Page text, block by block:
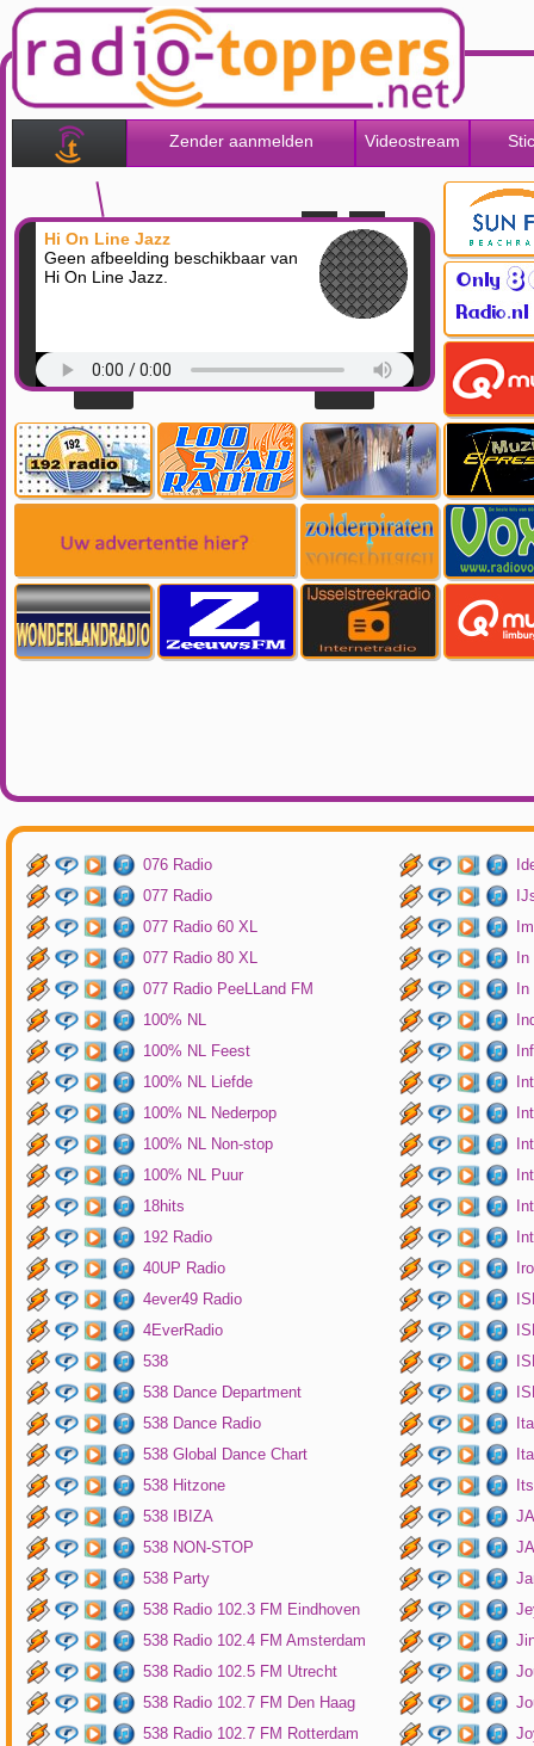
Zender aanmelden Videostream
Hi On Line Jazz
Geen afbeelding beschikbaar van
Hi On Line Jazz.
076 Radio
077 Radio
077 Radio 60 XL
077 Radio 80 XL
077 Radio PeeLLand FM
100% NL
100% NL Feest
100% NL Liefde
100% NL Nederpop
100% NL Non-stop
100% NL Puur
18hits
192 Radio
40UP Radio
4ever49 Radio
4EverRadio
538
538 Dance Department
538 Dance Radio
538 Global Dance Chart
538 Hitzone
538 IBIZA
538 NON-STOP
538 Party
538 Radio 102.3 FM Eindhoven
538 Radio 102.4 FM Amsterdam
538 Radio 102.5 FM Utrecht
538 Radio 102.7 FM Den Haag
538 Radio 102.7 FM Rotterdam